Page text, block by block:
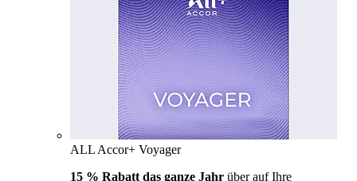
ALL Accor+ Voyager
15 % Rabatt das ganze Jahr über auf Ihre